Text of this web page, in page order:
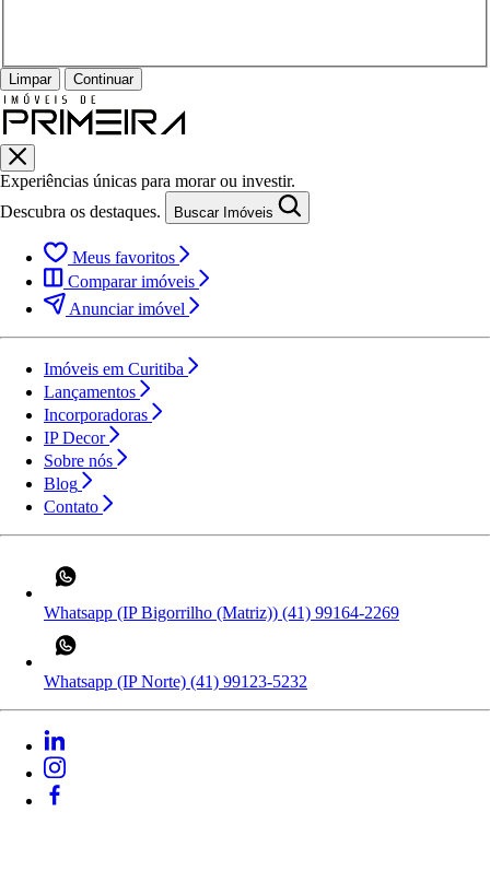
Limpar Continuar
Experiências únicas para morar ou investir.
Descubra os destaques.
Buscar Imóveis
Meus favoritos
Comparar imóveis
Anunciar imóvel
Imóveis em Curitiba
Lançamentos
Incorporadoras
IP Decor
Sobre nós
Blog
Contato
Whatsapp (IP Bigorrilho (Matriz)) (41) 99164-2269
Whatsapp (IP Norte) (41) 99123-5232